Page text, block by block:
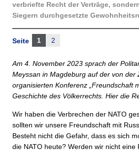
verbriefte Recht der Verträge,
Siegern durchgesetzte
Seite 1 2
Am 4. November 2023 sprach der
Meyssan in Magdeburg auf der von der
organisierten Konferenz „Freundschaft
Geschichte des Völkerrechts. Hier die
Wir haben die Verbrechen der NATO
sollten wir unsere Freundschaft mit
Besteht nicht die Gefahr, dass es sich
die NATO heute? Werden wir nicht eine